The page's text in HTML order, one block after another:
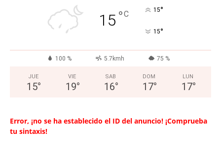
15 °C 15°
15°
100 % 5.7kmh 75 %
JUE
15°
VIE
19°
SAB
16°
DOM
17°
LUN
17°
Error, ¡no se ha establecido el ID del anuncio! ¡Comprueba
tu sintaxis!